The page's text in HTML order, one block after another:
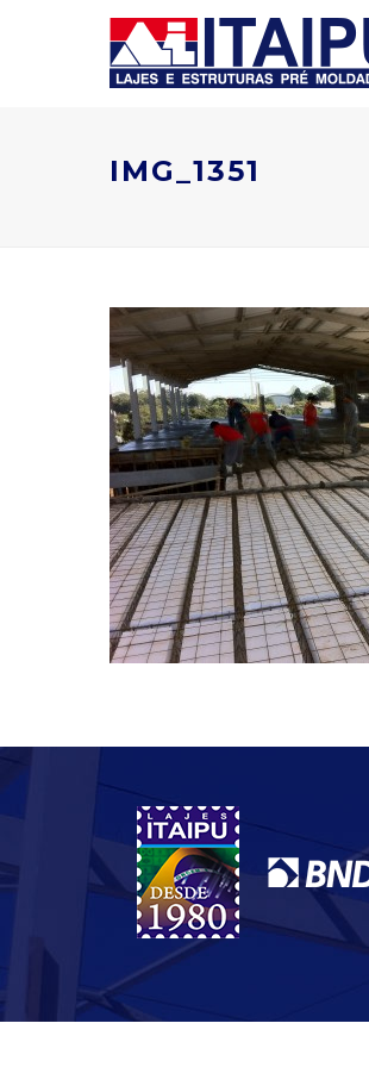
IMG_1351